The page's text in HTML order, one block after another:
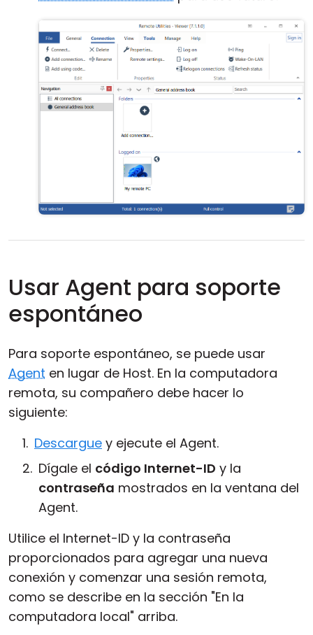
Usar Agent para soporte
espontáneo
Para soporte espontáneo, se puede usar
Agent en lugar de Host. En la computadora
remota, su compañero debe hacer lo
siguiente:
Descargue y ejecute el Agent.
Dígale el código Internet-ID y la
contraseña mostrados en la ventana del
Agent.
Utilice el Internet-ID y la contraseña
proporcionados para agregar una nueva
conexión y comenzar una sesión remota,
como se describe en la sección "En la
computadora local" arriba.